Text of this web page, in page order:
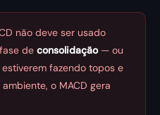
não deve ser usado
de consolidação— ou
fazendo topos e
o MACD gera